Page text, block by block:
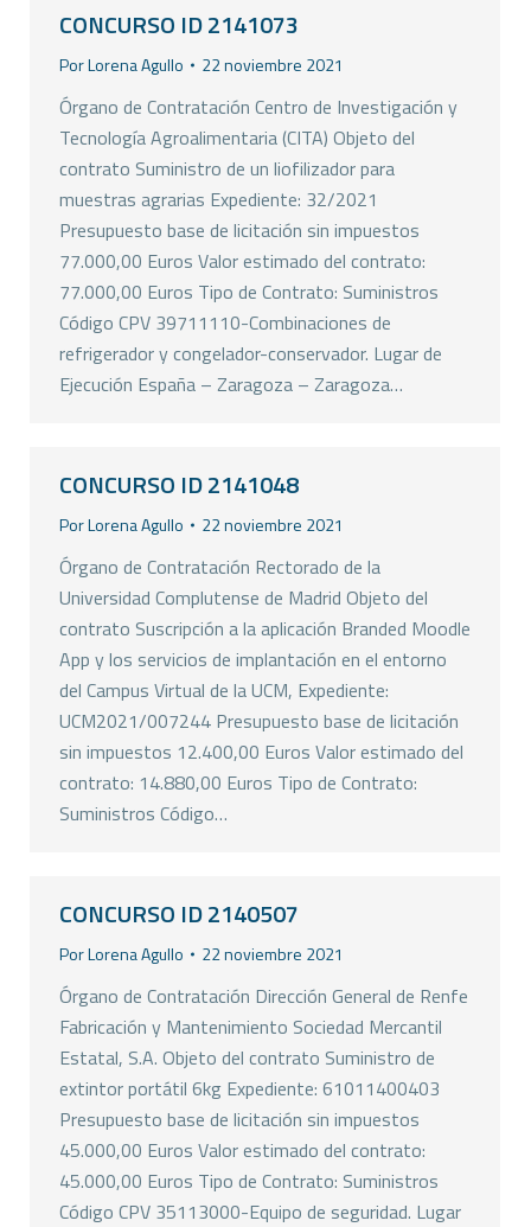
CONCURSO ID 2141073
PorLorena Agullo 22 noviembre 2021
Órgano de Contratación Centro de Investigación y
Tecnología Agroalimentaria (CITA) Objeto del
contrato Suministro de un liofilizador para
muestras agrarias Expediente: 32/2021
Presupuesto base de licitación sin impuestos
77.000,00 Euros Valor estimado del contrato:
77.000,00 Euros Tipo de Contrato: Suministros
Código CPV 39711110-Combinaciones de
refrigerador y congelador-conservador. Lugar de
Ejecución España – Zaragoza – Zaragoza…
CONCURSO ID 2141048
PorLorena Agullo 22 noviembre 2021
Órgano de Contratación Rectorado de la
Universidad Complutense de Madrid Objeto del
contrato Suscripción a la aplicación Branded Moodle
App y los servicios de implantación en el entorno
del Campus Virtual de la UCM, Expediente:
UCM2021/007244 Presupuesto base de licitación
sin impuestos 12.400,00 Euros Valor estimado del
contrato: 14.880,00 Euros Tipo de Contrato:
Suministros Código…
CONCURSO ID 2140507
PorLorena Agullo 22 noviembre 2021
Órgano de Contratación Dirección General de Renfe
Fabricación y Mantenimiento Sociedad Mercantil
Estatal, S.A. Objeto del contrato Suministro de
extintor portátil 6kg Expediente: 61011400403
Presupuesto base de licitación sin impuestos
45.000,00 Euros Valor estimado del contrato:
45.000,00 Euros Tipo de Contrato: Suministros
Código CPV 35113000-Equipo de seguridad. Lugar